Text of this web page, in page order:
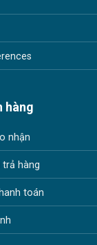
hàng
nhận
trả hàng
toán